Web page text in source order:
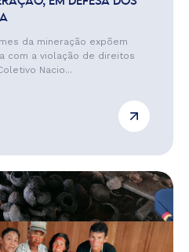
da mineração expõem
com a violação de direitos
Nacio...